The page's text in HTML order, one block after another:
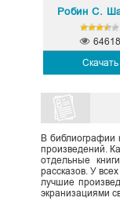
Робин С.
Скачать
64618
В библиографии
произведений.
отдельные
рассказов. У
лучшие
экранизациями